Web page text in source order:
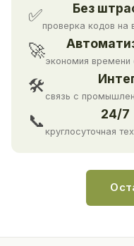
✅ Без
проверка кодов на
🚀
экономия времени
🛠
связь с
📞 24/7
круглосуточная